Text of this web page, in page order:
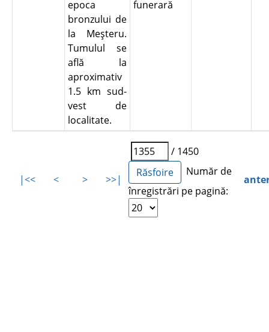
epoca
bronzului de
la Meşteru.
Tumulul se
află la
aproximativ
1.5 km sud-
vest de
localitate.
funerară
|<< < > >>|
/ 1450
Număr de
înregistrări pe pagină: